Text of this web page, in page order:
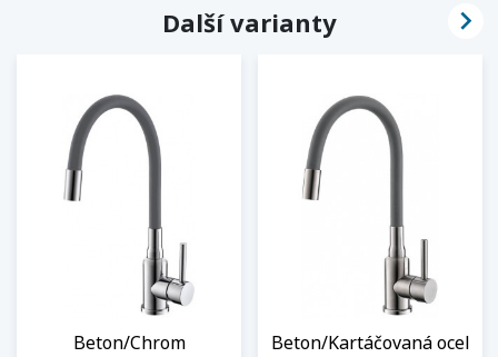
Další varianty
Beton/Chrom Beton/Kartáčovaná ocel
